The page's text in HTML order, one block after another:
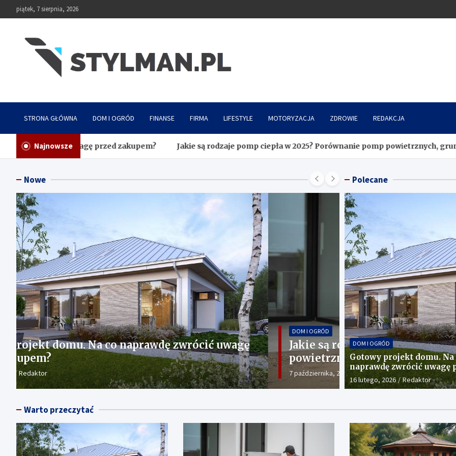
to
piątek, 7 sierpnia, 2026
Stylman
STRONA GŁÓWNA DOM I OGRÓD FINANSE FIRMA LIFESTYLE MOTORYZACJA ZDROWIE REDAKCJA
Najnowsze
uwagę przed zakupem? Jakie są rodzaje pomp ciepła w 2025? Porównanie pomp powietrznych, gruntowych i
Nowe
DOM I OGRÓD
Jakie są rodzaje pomp ciepła w 2025? Porównanie pomp
powietrznych, gruntowych i wodnych.
7 października, 2025 redakcja
DOM I OGRÓD
Domki
naturą
20 sierpnia, 2025 redakcja
Polecane
DOM I OGRÓD
Gotowy projekt domu. Na co
naprawdę zwrócić uwagę
zakupem?
16 lutego, 2026 Redaktor
Warto przeczytać